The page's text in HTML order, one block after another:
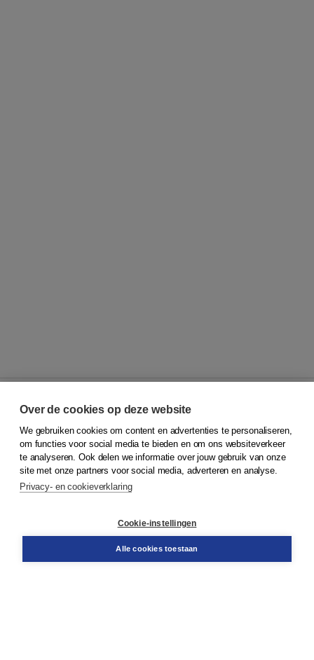
© 2026Koninklijke Boom uitgevers
Klantenservice
Service & informatie
Contact
Over de cookies op deze website
We gebruiken cookies om content en advertenties te personaliseren,
om functies voor social media te bieden en om ons websiteverkeer
te analyseren. Ook delen we informatie over jouw gebruik van onze
site met onze partners voor social media, adverteren en analyse.
Privacy- en cookieverklaring
Cookie-instellingen
Alle cookies toestaan